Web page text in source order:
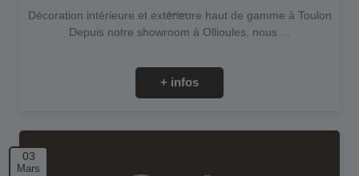
Décoration intérieure et extérieure haut de gamme à Toulon
Depuis notre showroom à Ollioules, nous ...
+ infos
03
Mars